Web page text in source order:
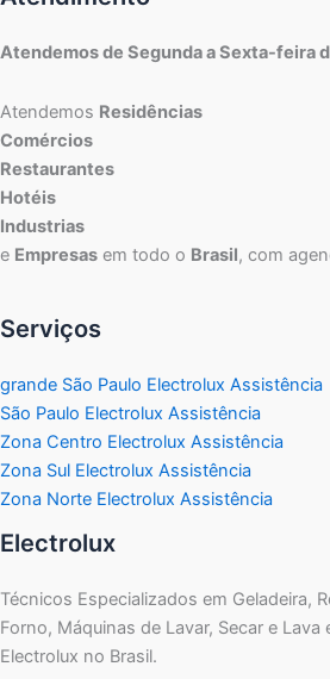
Atendemos de Segunda a Sexta-feira
Atendemos Residências
Comércios
Restaurantes
Hotéis
Industrias
e Empresas em todo o Brasil, com
Serviços
grande São Paulo Electrolux Assistência
São Paulo Electrolux Assistência
Zona Centro Electrolux Assistência
Zona Sul Electrolux Assistência
Zona Norte Electrolux Assistência
Electrolux
Técnicos Especializados em Geladeira,
Forno, Máquinas de Lavar, Secar e Lava
Electrolux no Brasil.